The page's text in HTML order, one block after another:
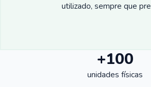
utilizado, sempre que
+100
unidades físicas